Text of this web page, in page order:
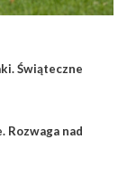
Świąteczne
Rozwaga nad